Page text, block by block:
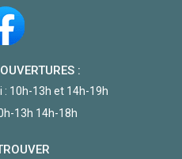
:
: 10h-13h et 14h-19h
13h 14h-18h